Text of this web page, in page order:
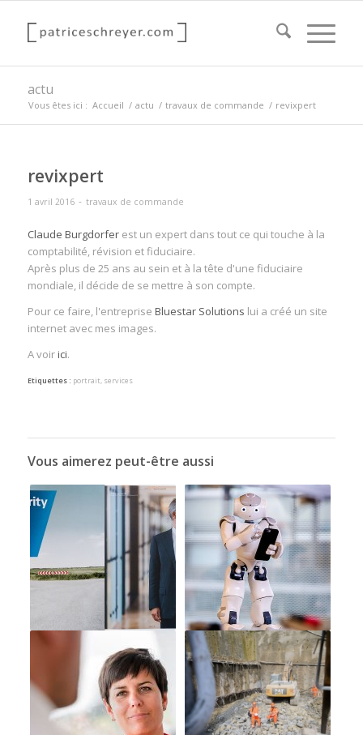
actu
Vous êtes ici : Accueil / actu / travaux de commande / revixpert
revixpert
1 avril 2016 - travaux de commande
Claude Burgdorferest un expert dans tout ce qui touche à la
comptabilité, révision et fiduciaire.
Après plus de 25 ans au sein et à la tête d'une fiduciaire
mondiale, il décide de se mettre à son compte.
Pour ce faire, l'entreprise Bluestar Solutions lui a créé un site
internet avec mes images.
A voirici.
Etiquettes : portrait, services
Vous aimerez peut-être aussi